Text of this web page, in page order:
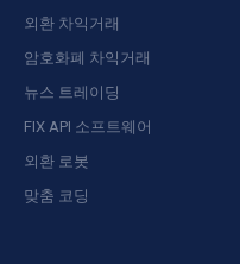
외환 차익거래
암호화폐 차익거래
뉴스 트레이딩
FIX API 소프트웨어
외환 로봇
맞춤 코딩